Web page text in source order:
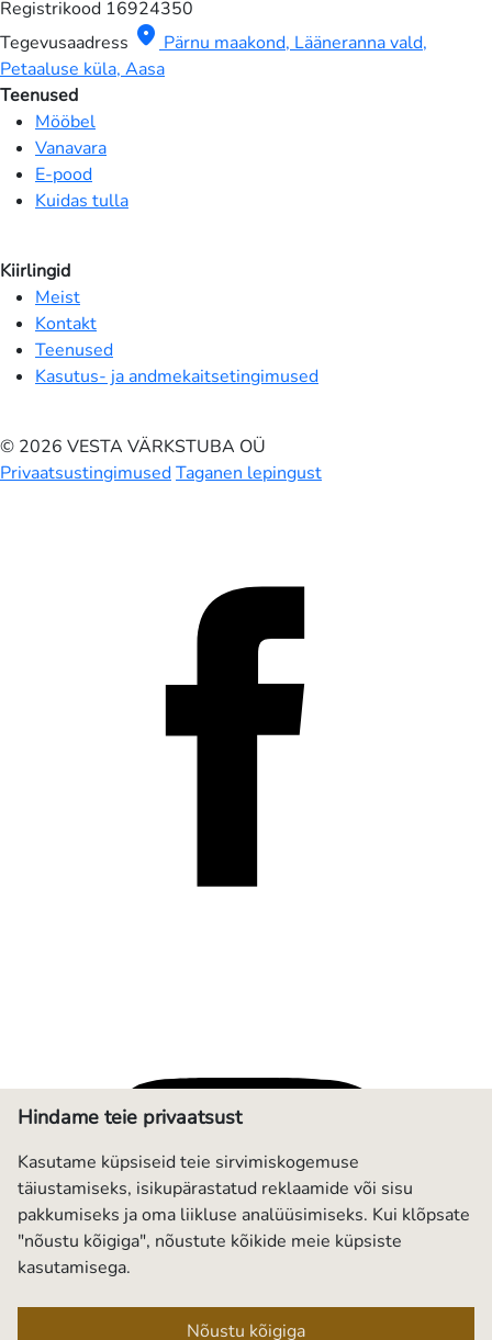
Registrikood 16924350
Tegevusaadress location_on Pärnu maakond, Lääneranna vald,
Petaaluse küla, Aasa
Teenused
Mööbel
Vanavara
E-pood
Kuidas tulla
Kiirlingid
Meist
Kontakt
Teenused
Kasutus- ja andmekaitsetingimused
© 2026 VESTA VÄRKSTUBA OÜ
PrivaatsustingimusedTaganen lepingust
Hindame teie privaatsust
Kasutame küpsiseid teie sirvimiskogemuse
täiustamiseks, isikupärastatud reklaamide või sisu
pakkumiseks ja oma liikluse analüüsimiseks. Kui klõpsate
"nõustu kõigiga", nõustute kõikide meie küpsiste
kasutamisega.
Nõustu kõigiga